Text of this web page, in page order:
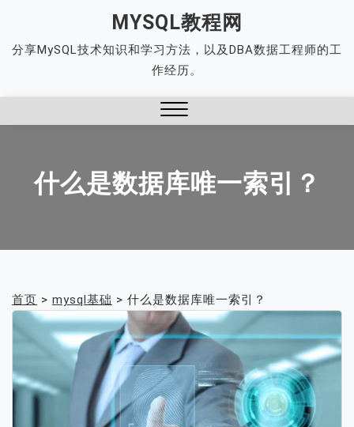
content
MYSQL教程网
分享MySQL技术知识和学习方法，以及DBA数据工程师的工
作经历。
什么是数据库唯一索引？
首页 > mysql基础 > 什么是数据库唯一索引？